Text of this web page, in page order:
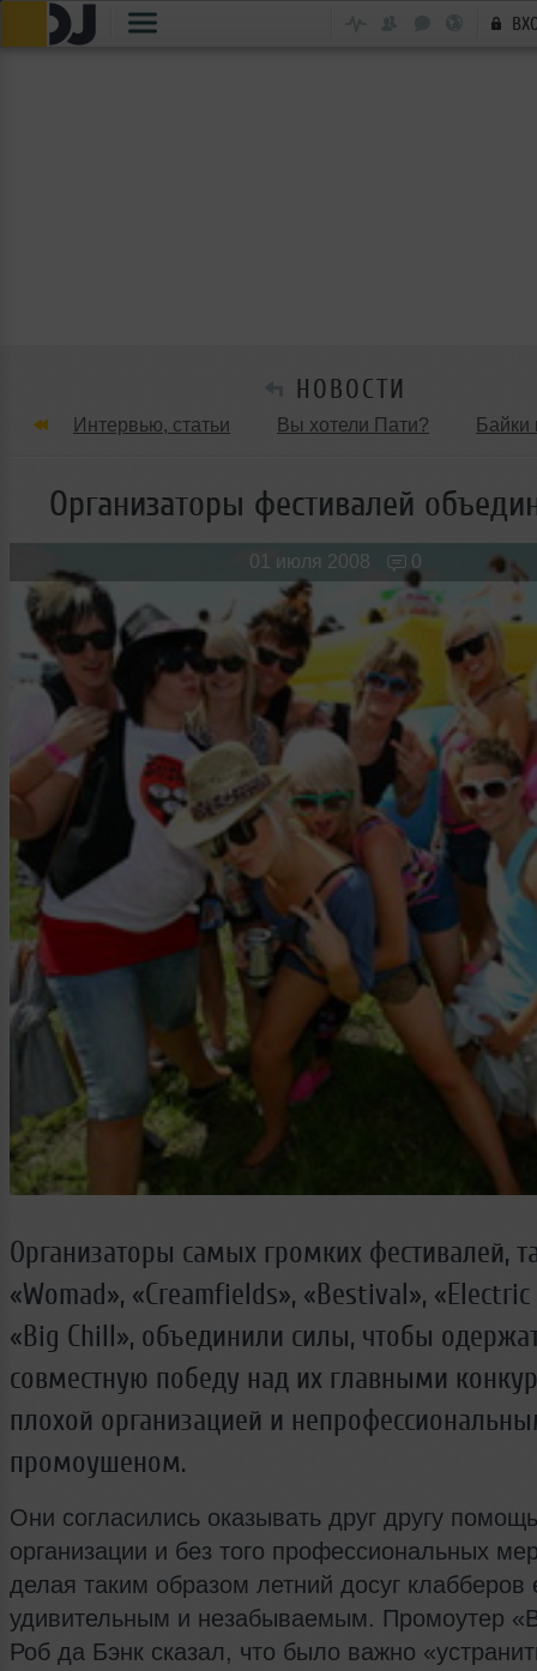
НОВОСТИ
Интервью, статьи Вы хотели Пати? Байки
Обзоры Вечеринок и
Новые лица Мужчина & Женщина
Организаторы фестивалей
01 июля 2008 0
Организаторы самых громких фестивалей,
«Womad», «Creamfields», «Bestival»,
«Big Chill», объединили силы, чтобы
совместную победу над их главными
плохой организацией и
промоушеном.
Они согласились оказывать друг другу
организации и без того профессиональных
делая таким образом летний досуг
удивительным и незабываемым. Промоутер
Роб да Бэнк сказал, что было важно